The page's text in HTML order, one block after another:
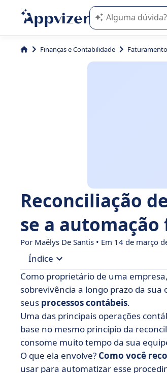
A IA do Appvizer o
Finanças e Contabilidade Faturamento
Reconciliação
se a automação
Por Maëlys De Santis • Em 14 de março
Índice
• O que é reconciliação de
• Os componentes da
• Como conciliar uma fatura
• Quais são os limites da
• Por que automatizar a
Como proprietário de uma
sobrevivência a longo prazo da
seus processos contábeis.
Uma das principais operações
base no mesmo princípio da
consome muito tempo da sua
O que ela envolve? Como você
usar para automatizar esse